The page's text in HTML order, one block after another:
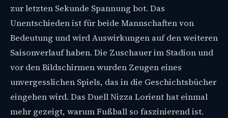
zur letzten Sekunde Spannung bot. Das
Unentschieden ist für beide Mannschaften von
Bedeutung und wird Auswirkungen auf den weiteren
Saisonverlauf haben. Die Zuschauer im Stadion und
vor den Bildschirmen wurden Zeugen eines
unvergesslichen Spiels, das in die Geschichtsbücher
eingehen wird. Das Duell Nizza Lorient hat einmal
mehr gezeigt, warum Fußball so faszinierend ist.